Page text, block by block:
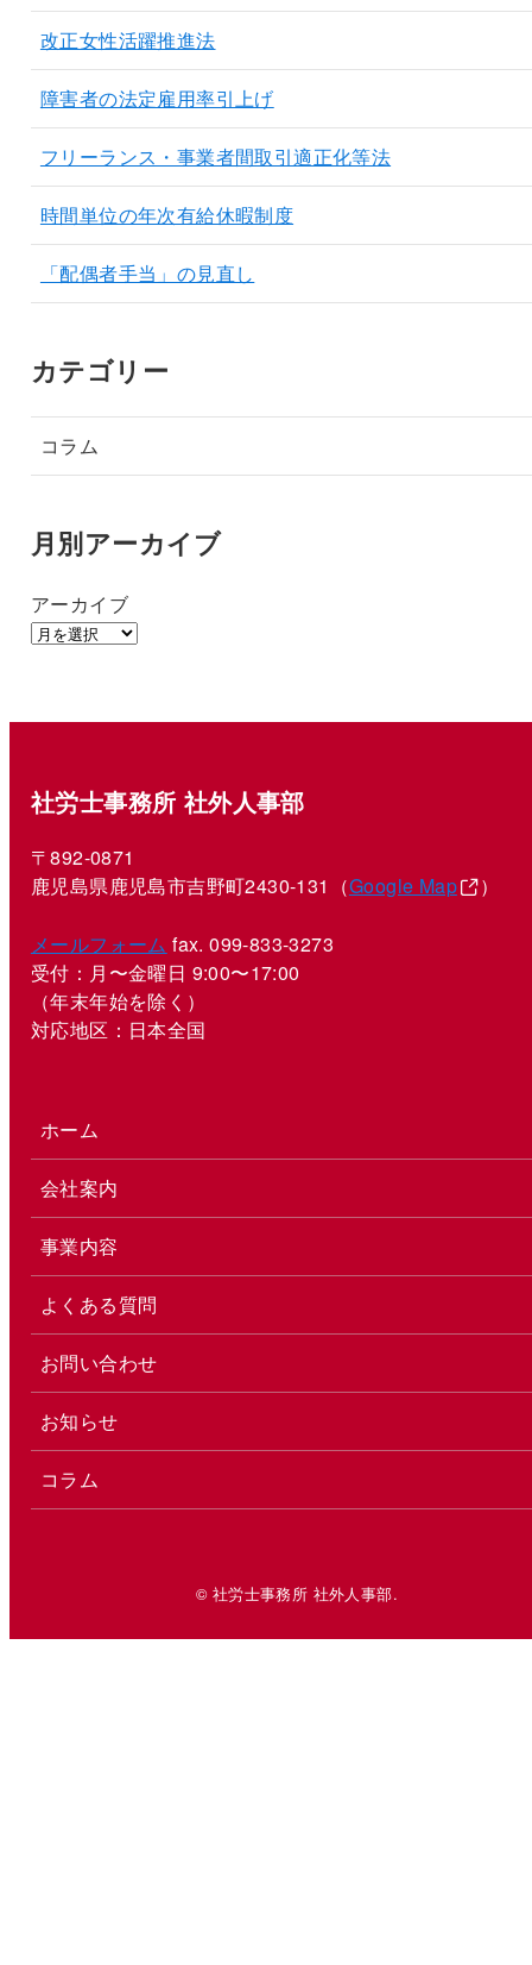
改正女性活躍推進法
障害者の法定雇用率引上げ
フリーランス・事業者間取引適正化等法
時間単位の年次有給休暇制度
「配偶者手当」の見直し
カテゴリー
コラム
月別アーカイブ
アーカイブ
社労士事務所 社外人事部
〒892-0871
鹿児島県鹿児島市吉野町2430-131（Google Map ）
メールフォーム fax. 099-833-3273
受付：月〜金曜日 9:00〜17:00
（年末年始を除く）
対応地区：日本全国
ホーム
会社案内
事業内容
よくある質問
お問い合わせ
お知らせ
コラム
© 社労士事務所 社外人事部.